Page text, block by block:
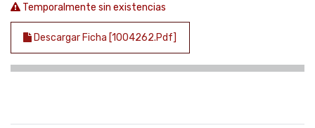
Temporalmente sin existencias
Descargar Ficha [1004262.pdf]